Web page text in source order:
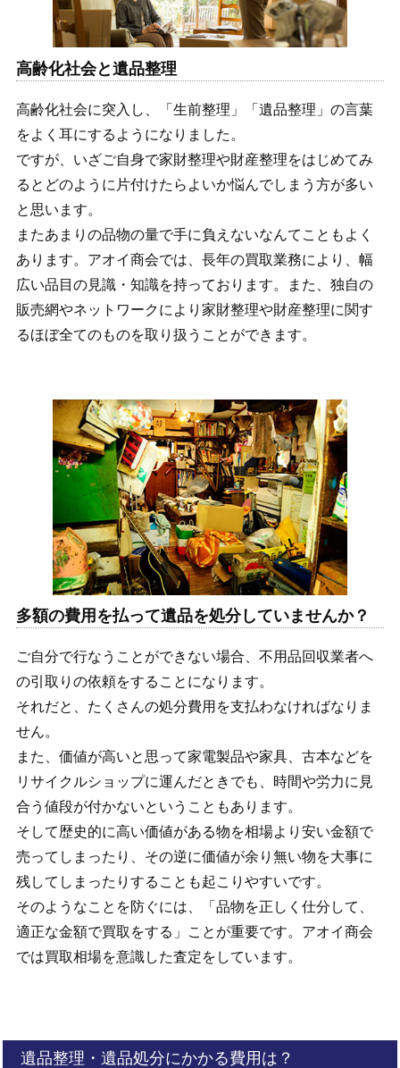
高齢化社会と遺品整理
高齢化社会に突入し、「生前整理」「遺品整理」の言葉
をよく耳にするようになりました。
ですが、いざご自身で家財整理や財産整理をはじめてみ
るとどのように片付けたらよいか悩んでしまう方が多い
と思います。
またあまりの品物の量で手に負えないなんてこともよく
あります。アオイ商会では、長年の買取業務により、幅
広い品目の見識・知識を持っております。また、独自の
販売網やネットワークにより家財整理や財産整理に関す
るほぼ全てのものを取り扱うことができます。
多額の費用を払って遺品を処分していませんか？
ご自分で行なうことができない場合、不用品回収業者へ
の引取りの依頼をすることになります。
それだと、たくさんの処分費用を支払わなければなりま
せん。
また、価値が高いと思って家電製品や家具、古本などを
リサイクルショップに運んだときでも、時間や労力に見
合う値段が付かないということもあります。
そして歴史的に高い価値がある物を相場より安い金額で
売ってしまったり、その逆に価値が余り無い物を大事に
残してしまったりすることも起こりやすいです。
そのようなことを防ぐには、「品物を正しく仕分して、
適正な金額で買取をする」ことが重要です。アオイ商会
では買取相場を意識した査定をしています。
遺品整理・遺品処分にかかる費用は？